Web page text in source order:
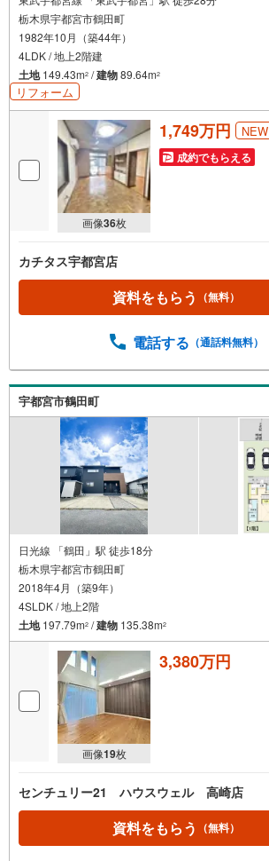
栃木県宇都宮市鶴田町
1982年10月（築44年）
4LDK / 地上2階建
土地149.43m2 /建物89.64m2
リフォーム
画像36枚
1,749万円 NEW
成約でもらえる
カチタス宇都宮店
資料をもらう （無料）
電話する （通話料無料）
宇都宮市鶴田町
日光線 「鶴田」駅 徒歩18分
栃木県宇都宮市鶴田町
2018年4月（築9年）
4SLDK / 地上2階
土地197.79m2 /建物 135.38m2
画像19枚
3,380万円
センチュリー21 ハウスウェル 高崎店
資料をもらう （無料）